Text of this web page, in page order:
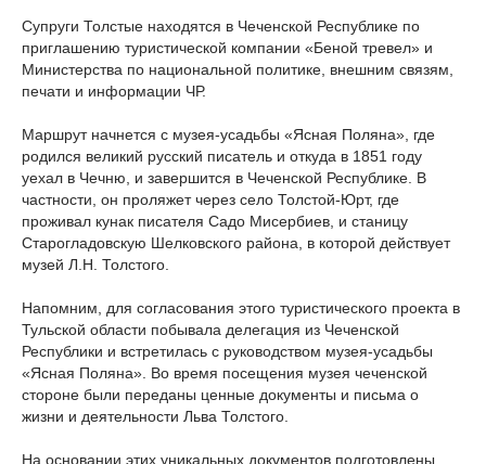
Супруги Толстые находятся в Чеченской Республике по
приглашению туристической компании «Беной тревел» и
Министерства по национальной политике, внешним связям,
печати и информации ЧР.
Маршрут начнется с музея-усадьбы «Ясная Поляна», где
родился великий русский писатель и откуда в 1851 году
уехал в Чечню, и завершится в Чеченской Республике. В
частности, он проляжет через село Толстой-Юрт, где
проживал кунак писателя Садо Мисербиев, и станицу
Старогладовскую Шелковского района, в которой действует
музей Л.Н. Толстого.
Напомним, для согласования этого туристического проекта в
Тульской области побывала делегация из Чеченской
Республики и встретилась с руководством музея-усадьбы
«Ясная Поляна». Во время посещения музея чеченской
стороне были переданы ценные документы и письма о
жизни и деятельности Льва Толстого.
На основании этих уникальных документов подготовлены